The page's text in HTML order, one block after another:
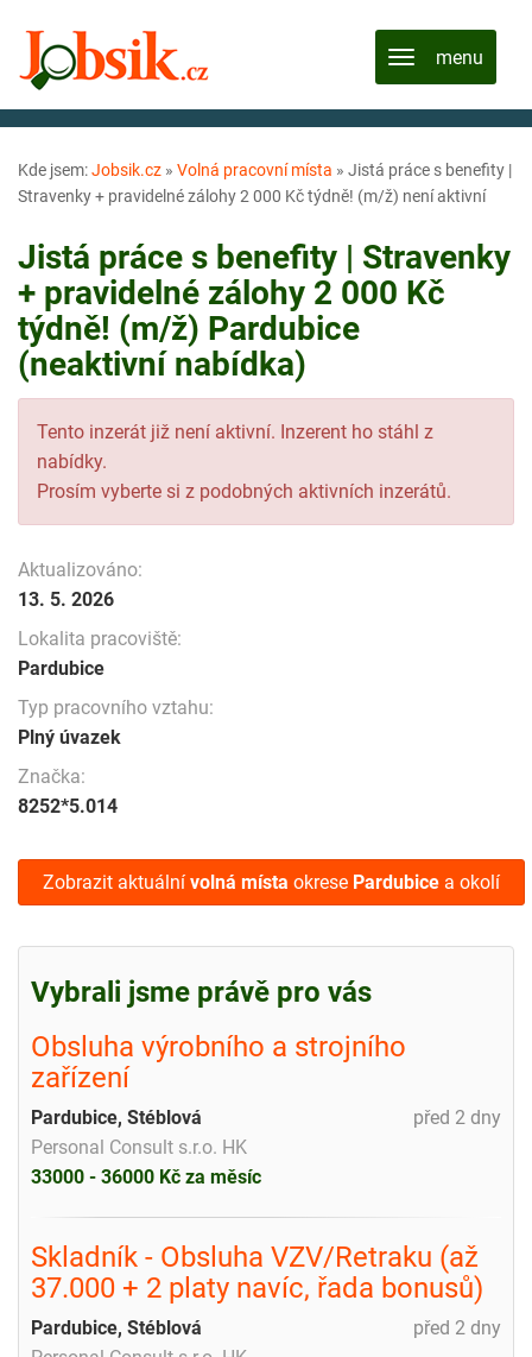
Kde jsem:Jobsik.cz » Volná pracovní místa » Jistá práce s benefity |
Stravenky + pravidelné zálohy 2 000 Kč týdně! (m/ž) není aktivní
Jistá práce s benefity | Stravenky
+ pravidelné zálohy 2 000 Kč
týdně! (m/ž) Pardubice
(neaktivní nabídka)
Tento inzerát již není aktivní. Inzerent ho stáhl z
nabídky.
Prosím vyberte si z podobných aktivních inzerátů.
Aktualizováno:
13. 5. 2026
Lokalita pracoviště:
Pardubice
Typ pracovního vztahu:
Plný úvazek
Značka:
8252*5.014
Zobrazit aktuální volná místa okrese Pardubice a okolí
Vybrali jsme právě pro vás
Obsluha výrobního a strojního
zařízení
před 2 dny
Pardubice, Stéblová
Personal Consult s.r.o. HK
33000 - 36000 Kč za měsíc
Skladník - Obsluha VZV/Retraku (až
37.000 + 2 platy navíc, řada bonusů)
před 2 dny
Pardubice, Stéblová